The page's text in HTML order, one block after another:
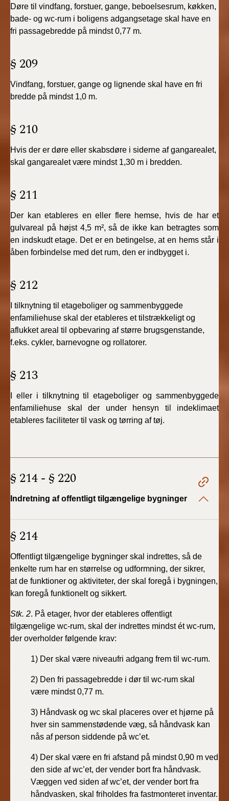
Døre til vindfang, forstuer, gange, beboelsesrum, køkken,
bade- og wc-rum i boligens adgangsetage skal have en
fri passagebredde på mindst 0,77 m.
§ 209
Vindfang, forstuer, gange og lignende skal have en fri
bredde på mindst 1,0 m.
§ 210
Hvis der er døre eller skabsdøre i siderne af gangarealet,
skal gangarealet være mindst 1,30 m i bredden.
§ 211
Der kan etableres en eller flere hemse, hvis de har et
gulvareal på højst 4,5 m², så de ikke kan betragtes som
en indskudt etage. Det er en betingelse, at en hems står i
åben forbindelse med det rum, den er indbygget i.
§ 212
I tilknytning til etageboliger og sammenbyggede
enfamiliehuse skal der etableres et tilstrækkeligt og
aflukket areal til opbevaring af større brugsgenstande,
f.eks. cykler, barnevogne og rollatorer.
§ 213
I eller i tilknytning til etageboliger og sammenbyggede
enfamiliehuse skal der under hensyn til indeklimaet
etableres faciliteter til vask og tørring af tøj.
§ 214 - § 220
Indretning af offentligt tilgængelige bygninger
§ 214
Offentligt tilgængelige bygninger skal indrettes, så de
enkelte rum har en størrelse og udformning, der sikrer,
atde funktioner og aktiviteter, der skal foregå i bygningen,
kan foregå funktionelt og sikkert.
Stk. 2. På etager, hvor der etableres offentligt
tilgængelige wc-rum, skal der indrettes mindst ét wc-rum,
der overholder følgende krav:
1) Der skal være niveaufri adgang frem til wc-rum.
2) Den fri passagebredde i dør til wc-rum skal
være mindst 0,77 m.
3) Håndvask og wc skal placeres over et hjørne på
hver sin sammenstødende væg, så håndvask kan
nås af person siddende på wc’et.
4) Der skal være en fri afstand på mindst 0,90 m ved
den side af wc’et, der vender bort fra håndvask.
Væggen ved siden af wc’et, der vender bort fra
håndvasken, skal friholdes fra fastmonteret inventar.